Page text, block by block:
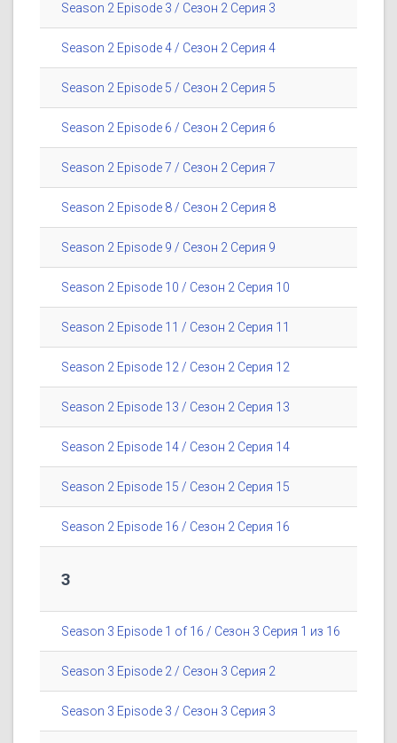
Season 2 Episode 3 / Сезон 2 Серия 3
Season 2 Episode 4 / Сезон 2 Серия 4
Season 2 Episode 5 / Сезон 2 Серия 5
Season 2 Episode 6 / Сезон 2 Серия 6
Season 2 Episode 7 / Сезон 2 Серия 7
Season 2 Episode 8 / Сезон 2 Серия 8
Season 2 Episode 9 / Сезон 2 Серия 9
Season 2 Episode 10 / Сезон 2 Серия 10
Season 2 Episode 11 / Сезон 2 Серия 11
Season 2 Episode 12 / Сезон 2 Серия 12
Season 2 Episode 13 / Сезон 2 Серия 13
Season 2 Episode 14 / Сезон 2 Серия 14
Season 2 Episode 15 / Сезон 2 Серия 15
Season 2 Episode 16 / Сезон 2 Серия 16
3
Season 3 Episode 1 of 16 / Сезон 3 Серия 1 из 16
Season 3 Episode 2 / Сезон 3 Серия 2
Season 3 Episode 3 / Сезон 3 Серия 3